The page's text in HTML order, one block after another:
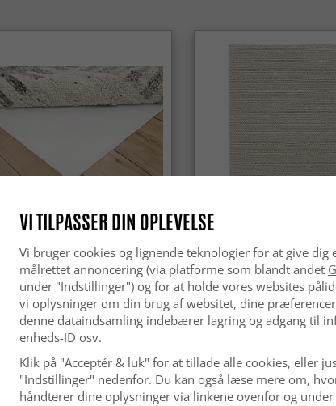
slip/Skridsikker
Uldtæppe - Avafors Wool
(beige)
kr.629
Nyhed
VI TILPASSER DIN OPLEVELSE
Vi bruger cookies og lignende teknologier for at give dig
målrettet annoncering (via platforme som blandt andet
under "Indstillinger") og for at holde vores websites
vi oplysninger om din brug af websitet, dine
denne dataindsamling indebærer lagring og adgang til
enheds-ID osv.
Klik på "Acceptér & luk" for at tillade alle cookies, eller
"Indstillinger" nedenfor. Du kan også læse mere om,
håndterer dine oplysninger via linkene ovenfor og